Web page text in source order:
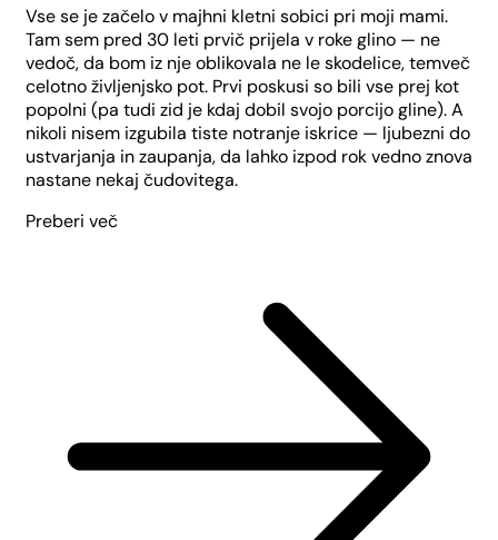
Vse se je začelo v majhni kletni sobici pri moji mami.
Tam sem pred 30 leti prvič prijela v roke glino — ne
vedoč, da bom iz nje oblikovala ne le skodelice, temveč
celotno življenjsko pot. Prvi poskusi so bili vse prej kot
popolni (pa tudi zid je kdaj dobil svojo porcijo gline). A
nikoli nisem izgubila tiste notranje iskrice — ljubezni do
ustvarjanja in zaupanja, da lahko izpod rok vedno znova
nastane nekaj čudovitega.
Preberi več